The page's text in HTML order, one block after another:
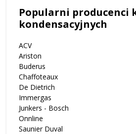
Popularni producenci
kondensacyjnych
ACV
Ariston
Buderus
Chaffoteaux
De Dietrich
Immergas
Junkers - Bosch
Onnline
Saunier Duval